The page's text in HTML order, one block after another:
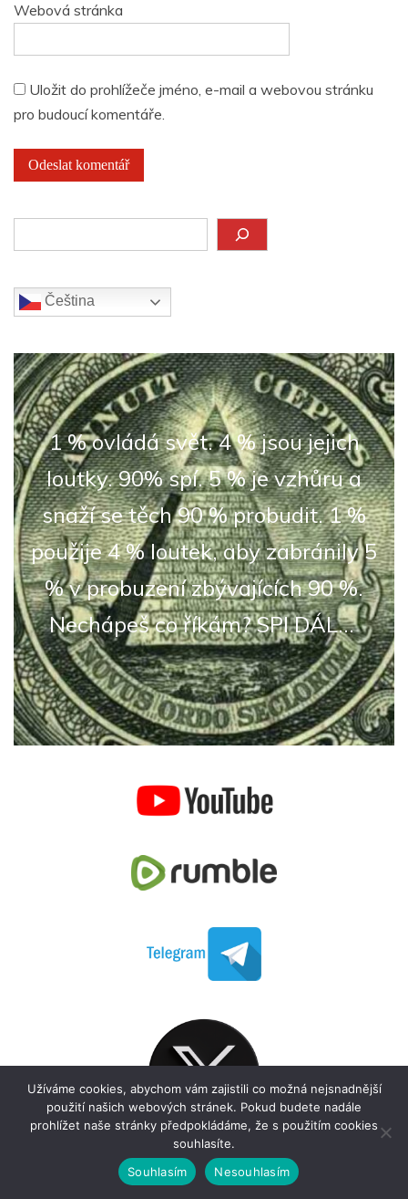
Webová stránka
Uložit do prohlížeče jméno, e-mail a webovou stránku
pro budoucí komentáře.
Čeština‎
1 % ovládá svět. 4 % jsou jejich
loutky. 90% spí. 5 % je vzhůru a
snaží se těch 90 % probudit. 1 %
použije 4 % loutek, aby zabránily 5
% v probuzení zbývajících 90 %.
Nechápeš co říkám? SPI DÁL...
Užíváme cookies, abychom vám zajistili co možná nejsnadnější
použití našich webových stránek. Pokud budete nadále
prohlížet naše stránky předpokládáme, že s použitím cookies
souhlasíte.
Souhlasím
Nesouhlasím